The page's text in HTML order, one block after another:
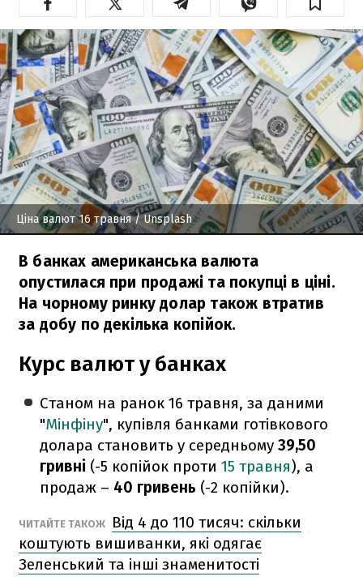
Ціна валют 16 травня/ Unsplash
В банках американська валюта
опустилася при продажі та покупці в ціні.
На чорному ринку долар також втратив
за добу по декілька копійок.
Курс валют у банках
Станом на ранок 16 травня, за даними
"Мінфіну", купівля банками готівкового
долара становить у середньому39,50
гривні (-5 копійок проти15 травня), а
продаж – 40 гривень (-2 копійки).
ЧИТАЙТЕ ТАКОЖ
Від 4 до 110 тисяч: скільки
коштують вишиванки, які одягає
Зеленський та інші знаменитості